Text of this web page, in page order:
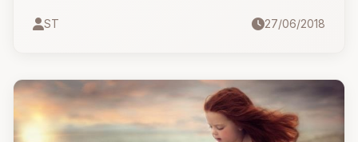
gặp mặt chàng trước khi nhắm mắt.
ST 27/06/2018